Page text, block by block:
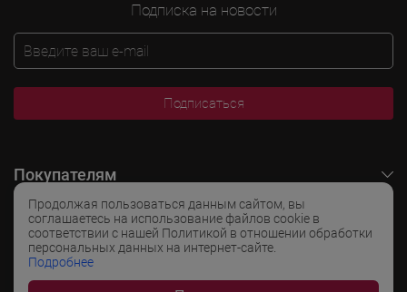
Продолжая пользоваться данным сайтом, вы
соглашаетесь на использование файлов cookie в
соответствии с нашей Политикой в отношении обработки
персональных данных на интернет-сайте.
Подробнее
Подписка на новости
Подписаться
Покупателям
O LADOGA Wine
Интересные разделы